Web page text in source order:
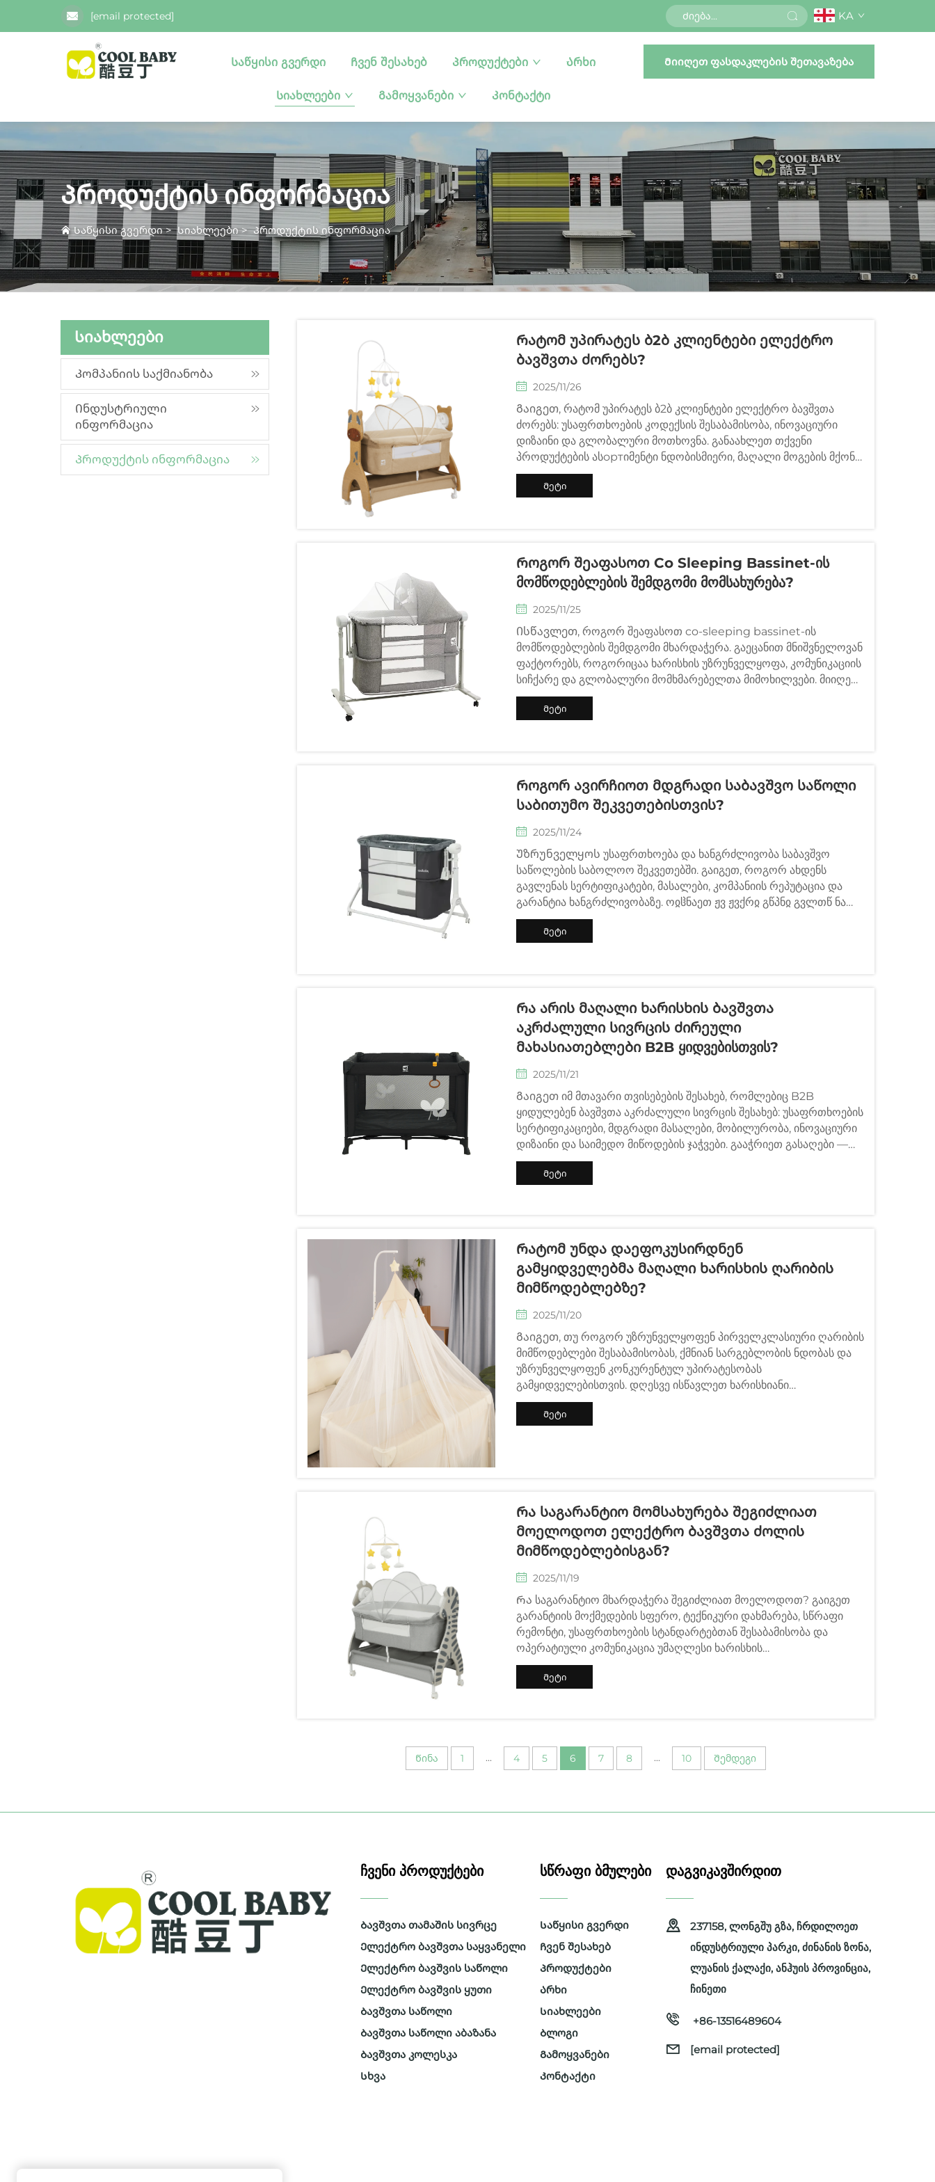
[email protected] KA
Საწყისი გვერდი Ჩვენ შესახებ Პროდუქტები Არხი
Სიახლეები Გამოყვანები Კონტაქტი
Მიიღეთ ფასდაკლების შეთავაზება
Პროდუქტის ინფორმაცია
Საწყისი გვერდი>Სიახლეები>Პროდუქტის ინფორმაცია
Სიახლეები
Კომპანიის საქმიანობა
Ინდუსტრიული
ინფორმაცია
Პროდუქტის ინფორმაცია
Რატომ Უპირატეს Ბ2ბ Კლიენტები Ელექტრო
Ბავშვთა Ძორებს?
2025/11/26
Გაიგეთ, რატომ უპირატეს ბ2ბ კლიენტები ელექტრო ბავშვთა
ძორებს: უსაფრთხოების კოდექსის შესაბამისობა, ინოვაციური
დიზაინი და გლობალური მოთხოვნა. განაახლეთ თქვენი
პროდუქტების ასортიმენტი ნდობისმიერი, მაღალი მოგების მქონე
ამონახსნებით. მეტის გასაგებად წაიკითხეთ.
Მეტი
Როგორ Შეაფასოთ Co Sleeping Bassinet-Ის
Მომწოდებლების Შემდგომი Მომსახურება?
2025/11/25
Ისწავლეთ, როგორ შეაფასოთ co-sleeping bassinet-ის
მომწოდებლების შემდგომი მხარდაჭერა. გაეცანით მნიშვნელოვან
ფაქტორებს, როგორიცაა ხარისხის უზრუნველყოფა, კომუნიკაციის
სიჩქარე და გლობალური მომხმარებელთა მიმოხილვები. მიიღეთ
სრული საკონტროლო სია ახლავე.
Მეტი
Როგორ Ავირჩიოთ Მდგრადი Საბავშვო Საწოლი
Საბითუმო Შეკვეთებისთვის?
2025/11/24
Უზრუნველყოს უსაფრთხოება და ხანგრძლივობა საბავშვო
საწოლების საბოლოო შეკვეთებში. გაიგეთ, როგორ ახდენს
გავლენას სერტიფიკატები, მასალები, კომპანიის რეპუტაცია და
გარანტია ხანგრძლივობაზე. ოჲჱნაეთ ჟვ ჟვქრჲ გწპნჲ გვლთწ ნა
ნაყპნარა.
Მეტი
Რა Არის Მაღალი Ხარისხის Ბავშვთა
Აკრძალული Სივრცის Ძირეული
Მახასიათებლები B2B Ყიდვებისთვის?
2025/11/21
Გაიგეთ იმ მთავარი თვისებების შესახებ, რომლებიც B2B
ყიდულებენ ბავშვთა აკრძალული სივრცის შესახებ: უსაფრთხოების
სერტიფიკაციები, მდგრადი მასალები, მობილურობა, ინოვაციური
დიზაინი და საიმედო მიწოდების ჯაჭვები. გააჭრიეთ გასაღები —
მიიღეთ ციტატა დღეს.
Მეტი
Რატომ Უნდა Დაეფოკუსირდნენ
Გამყიდველებმა Მაღალი Ხარისხის Ღარიბის
Მიმწოდებლებზე?
2025/11/20
Გაიგეთ, თუ როგორ უზრუნველყოფენ პირველკლასიური ღარიბის
მიმწოდებლები შესაბამისობას, ქმნიან სარგებლობის ნდობას და
უზრუნველყოფენ კონკურენტულ უპირატესობას
გამყიდველებისთვის. დღესვე ისწავლეთ ხარისხიანი
პარტნიორობის სარგებელი.
Მეტი
Რა Საგარანტიო Მომსახურება Შეგიძლიათ
Მოელოდოთ Ელექტრო Ბავშვთა Ძოლის
Მიმწოდებლებისგან?
2025/11/19
Რა საგარანტიო მხარდაჭერა შეგიძლიათ მოელოდოთ? გაიგეთ
გარანტიის მოქმედების სფერო, ტექნიკური დახმარება, სწრაფი
რემონტი, უსაფრთხოების სტანდარტებთან შესაბამისობა და
ოპერატიული კომუნიკაცია უმაღლესი ხარისხის
მიმწოდებლებისგან. მეტის გასაგებად დარჩით ჩვენთან.
Მეტი
Წინა 1 ... 4 5 6 7 8 ... 10 Შემდეგი
ᲩᲕᲔᲜᲘ ᲞᲠᲝᲓᲣᲥᲢᲔᲑᲘ
Ბავშვთა თამაშის სივრცე
Ელექტრო ბავშვთა საყვანელი
Ელექტრო ბავშვის საწოლი
Ელექტრო ბავშვის ყუთი
Ბავშვთა საწოლი
Ბავშვთა საწოლი აბაზანა
Ბავშვთა კოლესკა
Სხვა
ᲡᲬᲠᲐᲤᲘ ᲑᲛᲣᲚᲔᲑᲘ
Საწყისი გვერდი
Ჩვენ შესახებ
Პროდუქტები
Არხი
Სიახლეები
Ბლოგი
Გამოყვანები
Კონტაქტი
ᲓᲐᲒᲕᲘᲙᲐᲕᲨᲘᲠᲓᲘᲗ
237158, ლონგშუ გზა, ჩრდილოეთ
ინდუსტრიული პარკი, ძინანის ზონა,
ლუანის ქალაქი, ანჰუის პროვინცია,
ჩინეთი
+86-13516489604
[email protected]